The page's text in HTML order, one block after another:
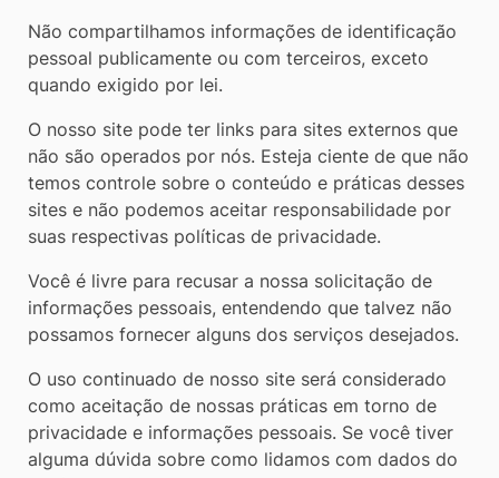
Não compartilhamos informações de identificação
pessoal publicamente ou com terceiros, exceto
quando exigido por lei.
O nosso site pode ter links para sites externos que
não são operados por nós. Esteja ciente de que não
temos controle sobre o conteúdo e práticas desses
sites e não podemos aceitar responsabilidade por
suas respectivas políticas de privacidade.
Você é livre para recusar a nossa solicitação de
informações pessoais, entendendo que talvez não
possamos fornecer alguns dos serviços desejados.
O uso continuado de nosso site será considerado
como aceitação de nossas práticas em torno de
privacidade e informações pessoais. Se você tiver
alguma dúvida sobre como lidamos com dados do